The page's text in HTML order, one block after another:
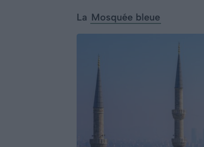
La Mosquée bleue